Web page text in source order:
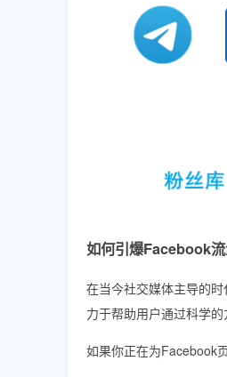
如何引爆Facebook
在当今社交媒体主导的
力于帮助用户通过科学的
如果你正在为Facebook